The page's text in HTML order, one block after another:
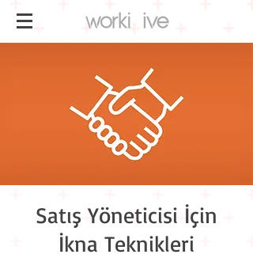
Satış Yöneticisi İçin
İkna Teknikleri